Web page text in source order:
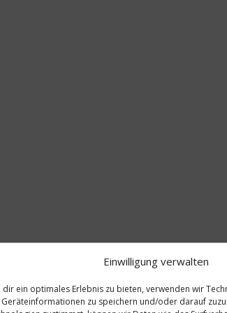
Einwilligung verwalten
dir ein optimales Erlebnis zu bieten, verwenden wir
Geräteinformationen zu speichern und/oder darauf